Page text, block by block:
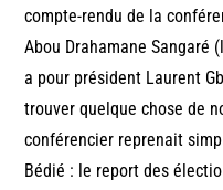
compte-rendu de la
Abou Drahamane Sangaré
a pour président Laurent
trouver quelque chose de
conférencier reprenait
Bédié : le report des